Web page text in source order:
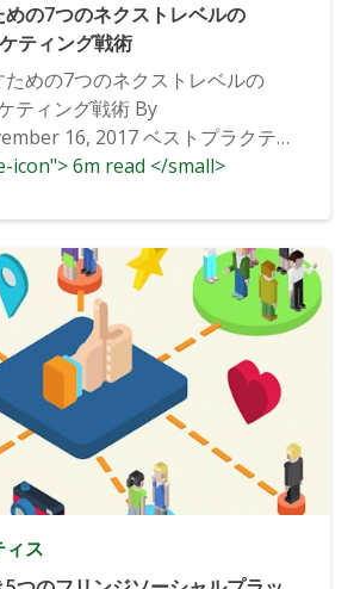
の7つのネクストレベルの
ティング戦術
めの7つのネクストレベルの
ティング戦術 By
16, 2017 ベストプラクティ
icon"> 6m read </small>
ィス